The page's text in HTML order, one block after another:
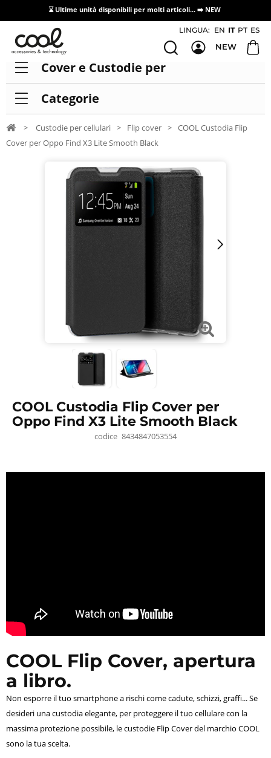
⌛ Ultime unità disponibili per molti articoli... ➡️ NEW
Accesso/registrazione distributori
LINGUA: EN IT PT ES
NEW
Cover e Custodie per
Categorie
> Custodie per cellulari > Flip cover > COOL Custodia Flip
Cover per Oppo Find X3 Lite Smooth Black
COOL Custodia Flip Cover per
Oppo Find X3 Lite Smooth Black
codice 8434847053554
COOL Flip Cover, apertura
a libro.
Non esporre il tuo smartphone a rischi come cadute, schizzi, graffi... Se
desideri una custodia elegante, per proteggere il tuo cellulare con la
massima protezione possibile, le custodie Flip Cover del marchio COOL
sono la tua scelta.